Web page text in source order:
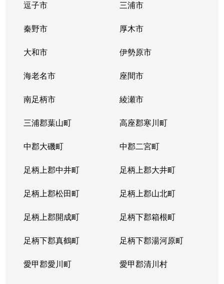
逗子市 三浦市
秦野市 厚木市
大和市 伊勢原市
海老名市 座間市
南足柄市 綾瀬市
三浦郡葉山町 高座郡寒川町
中郡大磯町 中郡二宮町
足柄上郡中井町 足柄上郡大井町
足柄上郡松田町 足柄上郡山北町
足柄上郡開成町 足柄下郡箱根町
足柄下郡真鶴町 足柄下郡湯河原町
愛甲郡愛川町 愛甲郡清川村